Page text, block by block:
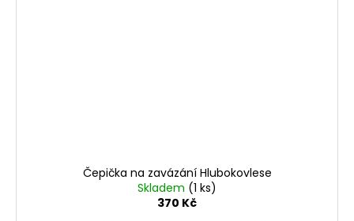
Čepička na zavázání Hlubokovlese
Skladem (1 ks)
370 Kč